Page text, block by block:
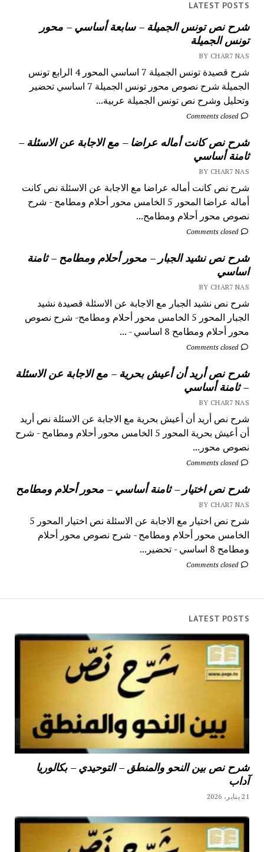
LATEST POSTS
شرح نص تونس الجميلة – سابعة أساسي – محور
تونس الجميلة
BY CHAR7 NAS
شرح قصيدة تونس الجميلة 7 اساسي المحور 4 الرابع تونس
الجميلة شرح نصوص محور تونس الجميلة 7 اساسي تحضير
وتحليل وشرح نص تونس الجميلة عربية...
Comments closed
شرح نص كانت أماله عراضا – مع الاجابة عن الاسئلة –
ثامنة أساسي
BY CHAR7 NAS
شرح نص كانت أماله عراضا مع الاجابة عن الاسئلة نص كانت
أماله عراضا المحور 5 الخامس محور أحلام ومطامح - شرح
نصوص محور أحلام ومطامح...
Comments closed
شرح نص نشيد الجبار – محور أحلام ومطامح – ثامنة
اساسي
BY CHAR7 NAS
شرح نص نشيد الجبار مع الاجابة عن الاسئلة قصيدة نشيد
الجبار المحور 5 الخامس محور أحلام ومطامح- شرح نصوص
محور أحلام ومطامح 8 اساسي - ...
Comments closed
شرح نص أريد أن أعيش بحرية – مع الاجابة عن الاسئلة
– ثامنة أساسي
BY CHAR7 NAS
شرح نص أريد أن أعيش بحرية مع الاجابة عن الاسئلة نص أريد
أن أعيش بحرية المحور 5 الخامس محور أحلام ومطامح - شرح
نصوص محور...
Comments closed
شرح نص اختيار – ثامنة أساسي – محور أحلام ومطامح
BY CHAR7 NAS
شرح نص اختيار مع الاجابة عن الاسئلة نص اختيار المحور 5
الخامس محور أحلام ومطامح - شرح نصوص محور أحلام
ومطامح 8 اساسي - تحضير...
Comments closed
LATEST POSTS
شرح نص بين النحو والمنطق – التوحيدي – بكالوريا
آداب
21 يناير، 2026